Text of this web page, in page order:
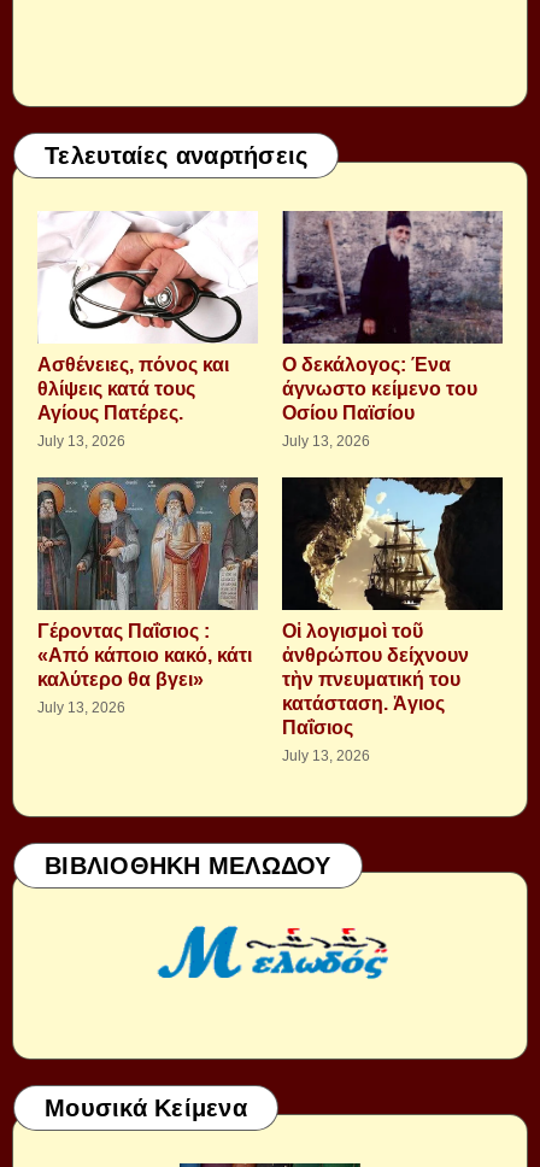
Τελευταίες αναρτήσεις
Aσθένειες, πόνος και
θλίψεις κατά τους
Αγίους Πατέρες.
July 13, 2026
Ο δεκάλογος: Ένα
άγνωστο κείμενο του
Οσίου Παϊσίου
July 13, 2026
Γέροντας Παΐσιος :
«Από κάποιο κακό, κάτι
καλύτερο θα βγει»
July 13, 2026
Οἱ λογισμοὶ τοῦ
ἀνθρώπου δείχνουν
τὴν πνευματική του
κατάσταση. Ἁγιος
Παΐσιος
July 13, 2026
ΒΙΒΛΙΟΘΗΚΗ ΜΕΛΩΔΟΥ
Μουσικά Κείμενα